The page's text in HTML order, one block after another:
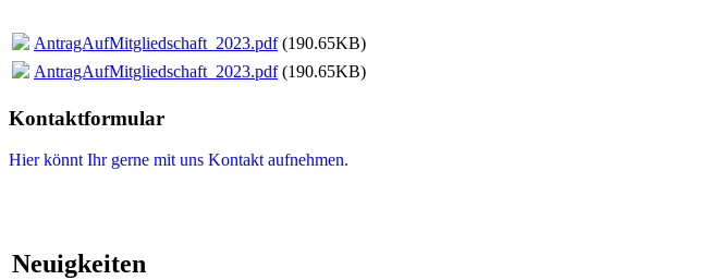
AntragAufMitgliedschaft_2023.pdf(190.65KB)
AntragAufMitgliedschaft_2023.pdf(190.65KB)
Kontaktformular
Hier könnt Ihr gerne mit uns Kontakt aufnehmen.
Neuigkeiten